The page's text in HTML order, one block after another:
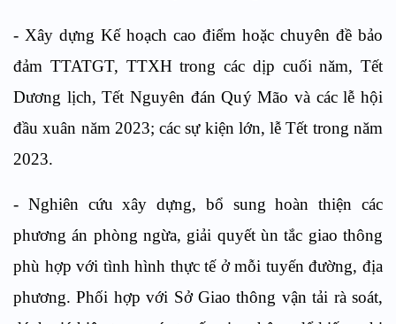
- Xây dựng Kế hoạch cao điểm hoặc chuyên đề bảo
đảm TTATGT, TTXH trong các dịp cuối năm, Tết
Dương lịch, Tết Nguyên đán Quý Mão và các lễ hội
đầu xuân năm 2023; các sự kiện lớn, lễ Tết trong năm
2023.
- Nghiên cứu xây dựng, bổ sung hoàn thiện các
phương án phòng ngừa, giải quyết ùn tắc giao thông
phù hợp với tình hình thực tế ở mỗi tuyến đường, địa
phương. Phối hợp với Sở Giao thông vận tải rà soát,